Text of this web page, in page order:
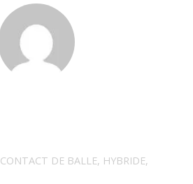
CONTACT DE BALLE, HYBRIDE,